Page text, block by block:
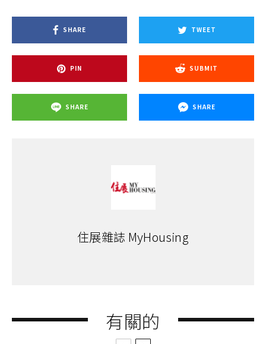
SHARE TWEET
PIN SUBMIT
SHARE SHARE
住展雜誌 MyHousing
有關的